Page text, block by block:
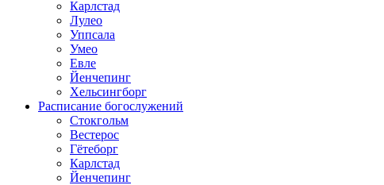
Карлстад
Лулео
Уппсала
Умео
Евле
Йенчепинг
Хельсингборг
Расписание богослужений
Стокгольм
Вестерос
Гётеборг
Карлстад
Йенчепинг